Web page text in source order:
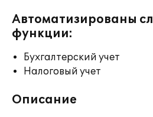
Автоматизированы
функции:
Бухгалтерский учет
Налоговый учет
Описание